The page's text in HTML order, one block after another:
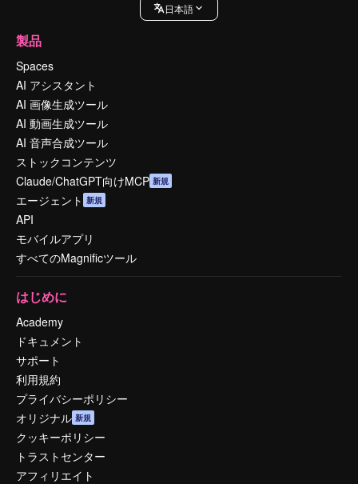
日本語
製品
Spaces
AI アシスタント
AI 画像生成ツール
AI 動画生成ツール
AI 音声合成ツール
ストックコンテンツ
Claude/ChatGPT向けMCP 新規
エージェント 新規
API
モバイルアプリ
すべてのMagnificツール
はじめに
Academy
ドキュメント
サポート
利用規約
プライバシーポリシー
オリジナル 新規
クッキーポリシー
トラストセンター
アフィリエイト